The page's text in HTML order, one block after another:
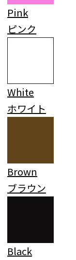
Pink
ピンク
White
ホワイト
Brown
ブラウン
Black